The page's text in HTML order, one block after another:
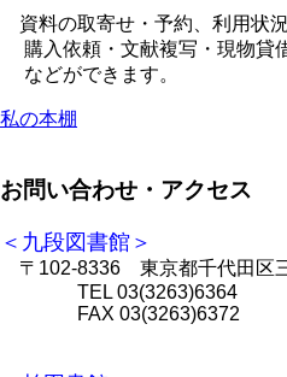
資料の取寄せ・予約、利用状況
購入依頼・文献複写・現物貸
などができます。
私の本棚
お問い合わせ・アクセス
＜九段図書館＞
〒102-8336 東京都千代田区
TEL 03(3263)6364
FAX 03(3263)6372